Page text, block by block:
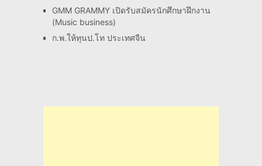
GMM GRAMMY เปิดรับสมัครนักศึกษาฝึกงาน
(Music business)
ก.พ.ให้ทุนป.โท ประเทศจีน